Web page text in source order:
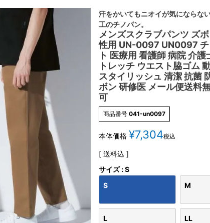
汗をかいてもニオイが気にならな
工のチノパン。
メンズスクラブパンツ ズ
性用 UN-0097 UN0097 チ
ト 医療用 看護師 病院 介護
トレッチ ウエスト脇ゴム
スタイリッシュ 清潔 抗菌
ボン 研修医 メール便送料
可
商品番号 041-un0097
本体価格 ¥7,304税込
送料込
サイズ S
S
M
L LL